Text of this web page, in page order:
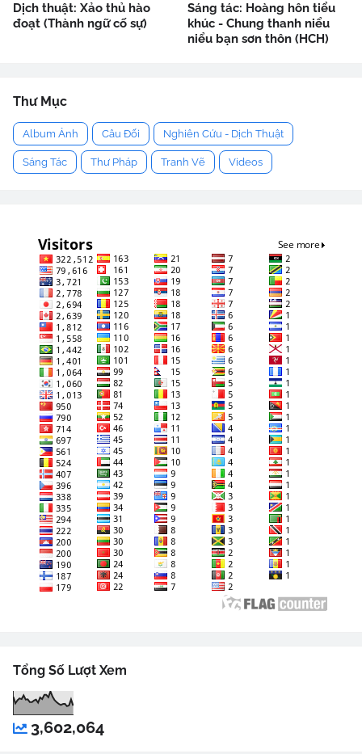
Dịch thuật: Xảo thủ hào
đoạt (Thành ngữ cố sự)
Sáng tác: Hoàng hôn tiểu
khúc - Chung thanh niểu
niểu bạn sơn thôn (HCH)
Thư Mục
Album Ảnh Câu Đối Nghiên Cứu - Dịch Thuật
Sáng Tác Thư Pháp Tranh Vẽ Videos
Tổng Số Lượt Xem
3,602,064